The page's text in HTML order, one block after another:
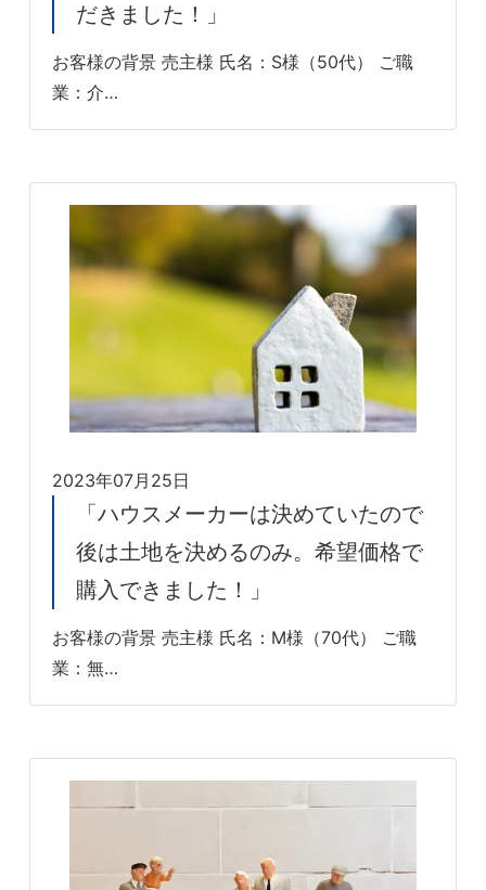
だきました！」
お客様の背景 売主様 氏名：S様（50代） ご職
業：介…
2023年07月25日
「ハウスメーカーは決めていたので
後は土地を決めるのみ。希望価格で
購入できました！」
お客様の背景 売主様 氏名：M様（70代） ご職
業：無…